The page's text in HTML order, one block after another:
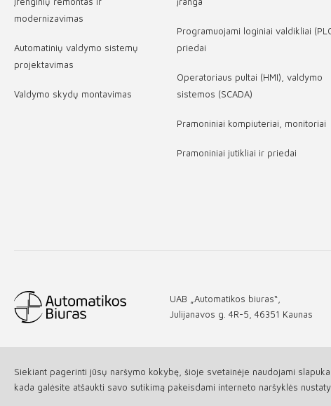
Siekiant pagerinti jūsų naršymo kokybę, šioje svetainėje naudojami
kada galėsite atšaukti savo sutikimą pakeisdami interneto naršyklės
modernizavimas
Automatinių valdymo sistemų
projektavimas
Valdymo skydų montavimas
Programuojami loginiai valdikliai
priedai
Operatoriaus pultai (HMI), valdymo
sistemos (SCADA)
Pramoniniai kompiuteriai, monitoriai
Pramoniniai jutikliai ir priedai
UAB „Automatikos biuras“,
Julijanavos g. 4R-5, 46351 Kaunas
© 2026 Visos teisės saugomos UAB „Automatikos biuras"